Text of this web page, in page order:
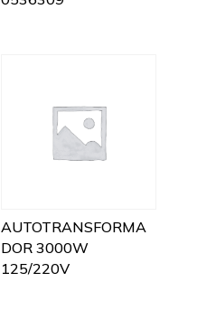
AUTOTRANSFORMA
DOR 3000W
125/220V